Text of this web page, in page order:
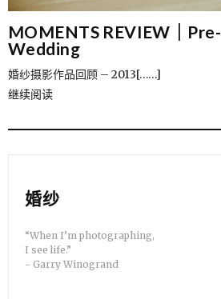
MOMENTS REVIEW｜Pre-
Wedding
婚纱摄影作品回顾 – 2013[……]
继续阅读
婚纱
“When I’m photographing,
I see life.”
- Garry Winogrand